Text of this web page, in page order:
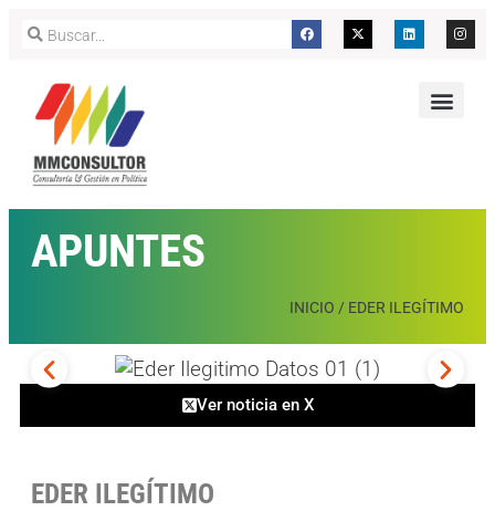
APUNTES
INICIO / EDER ILEGÍTIMO
Ver noticia en X
EDER ILEGÍTIMO